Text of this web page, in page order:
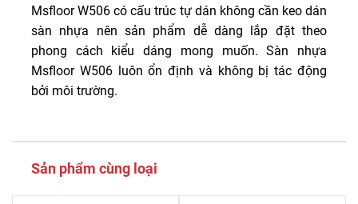
Msfloor W506 có cấu trúc tự dán không cần keo dán
sàn nhựa nên sản phẩm dễ dàng lắp đặt theo
phong cách kiểu dáng mong muốn. Sàn nhựa
Msfloor W506 luôn ổn định và không bị tác động
bởi môi trường.
Sản phẩm cùng loại